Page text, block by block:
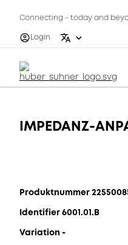
Connecting - today and
Login
IMPEDANZ-
Produktnummer
Identifier 6001.01.B
Variation -